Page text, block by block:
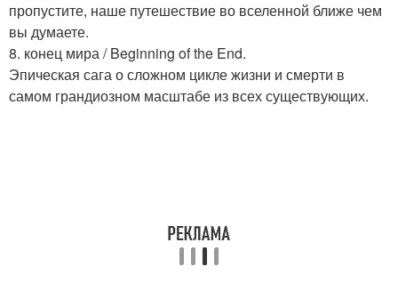
пропустите, наше путешествие во вселенной ближе чем
вы думаете.
8. конец мира / Beginning of the End.
Эпическая сага о сложном цикле жизни и смерти в
самом грандиозном масштабе из всех существующих.